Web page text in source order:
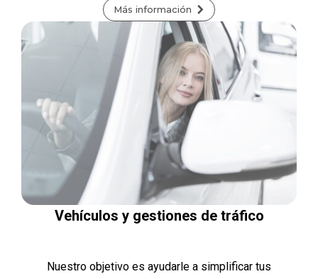
Más información
Vehículos y gestiones de tráfico
Nuestro objetivo es ayudarle a simplificar tus